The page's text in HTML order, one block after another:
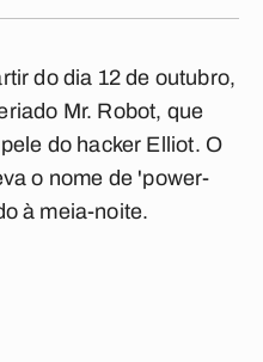
do dia 12 de outubro,
Mr. Robot, que
do hacker Elliot. O
o nome de 'power-
à meia-noite.